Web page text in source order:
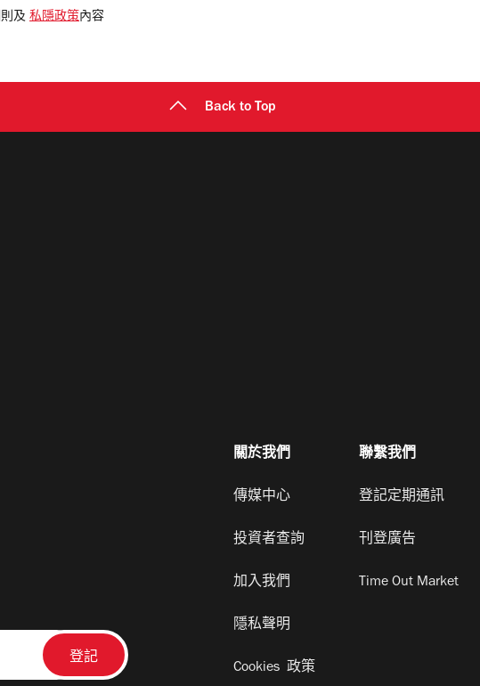
及 私隱政策 內容
Back to Top
關於我們
傳媒中心
投資者查詢
加入我們
隱私聲明
Cookies 政策
聯繫我們
登記定期通訊
刊登廣告
Time Out Market